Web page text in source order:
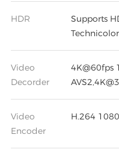
HDR
Supports
Video
Decorder
4K@60fps
Video
Encoder
H.264